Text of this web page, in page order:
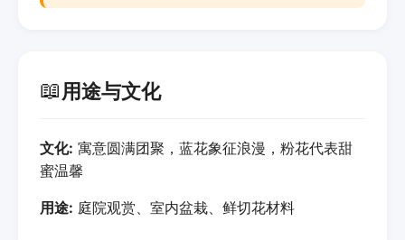
📖用途与文化
文化: 寓意圆满团聚，蓝花象征浪漫，粉花代表甜
蜜温馨
用途: 庭院观赏、室内盆栽、鲜切花材料